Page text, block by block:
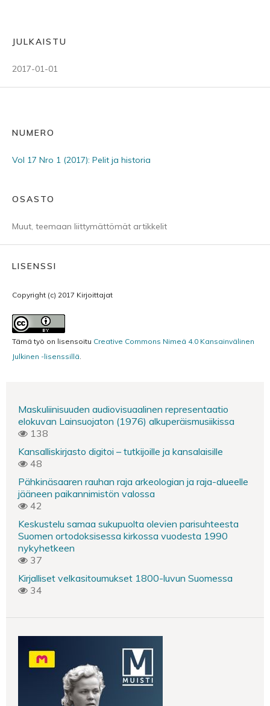
JULKAISTU
2017-01-01
NUMERO
Vol 17 Nro 1 (2017): Pelit ja historia
OSASTO
Muut, teemaan liittymättömät artikkelit
LISENSSI
Copyright (c) 2017 Kirjoittajat
Tämä työ on lisensoitu Creative Commons Nimeä 4.0 Kansainvälinen
Julkinen -lisenssillä.
Maskuliinisuuden audiovisuaalinen representaatio
elokuvan Lainsuojaton (1976) alkuperäismusiikissa
138
Kansalliskirjasto digitoi – tutkijoille ja kansalaisille
48
Pähkinäsaaren rauhan raja arkeologian ja raja-alueelle
jääneen paikannimistön valossa
42
Keskustelu samaa sukupuolta olevien parisuhteesta
Suomen ortodoksisessa kirkossa vuodesta 1990
nykyhetkeen
37
Kirjalliset velkasitoumukset 1800-luvun Suomessa
34